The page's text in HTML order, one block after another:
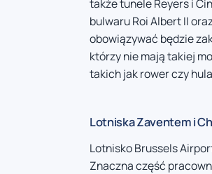
także tunele Reyers i
bulwaru Roi Albert II
obowiązywać będzie
którzy nie mają takiej
takich jak rower czy
Lotniska Zaventem i
Lotnisko Brussels
Znaczna część